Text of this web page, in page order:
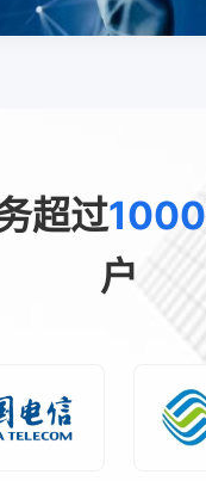
超过1000
户